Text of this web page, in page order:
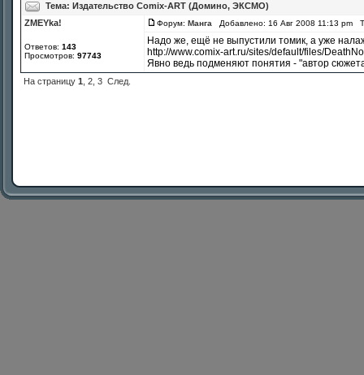
Тема: Издательство Comix-ART (Домино, ЭКСМО)
ZMEYka!
Ответов: 143
Просмотров: 97743
Форум: Манга Добавлено: 16 Авг 2008 11:13 pm
Надо же, ещё не выпустили томик, а уже
http://www.comix-art.ru/sites/default/files/
Явно ведь подменяют понятия - "автор
На страницу 1 2 3 След.